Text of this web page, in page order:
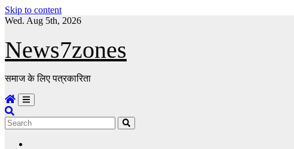
Skip to content
Wed. Aug 5th, 2026
News7zones
समाज के लिए पत्रकारिता